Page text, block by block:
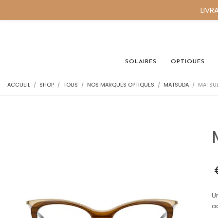
SOLAIRES OPTIQUES
ACCUEIL SHOP TOUS NOS MARQUES OPTIQUES MATSUDA